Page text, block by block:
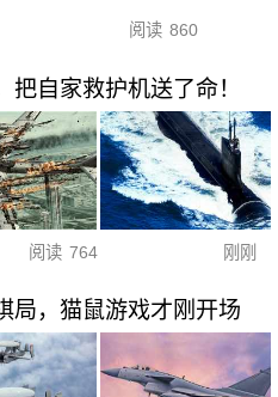
阅读 860
自家救护机送了命！
阅读 764 刚刚
局，猫鼠游戏才刚开场